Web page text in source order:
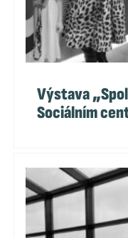
Výstava
Sociálním